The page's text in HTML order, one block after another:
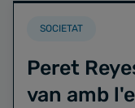
SOCIETAT
Peret
van amb